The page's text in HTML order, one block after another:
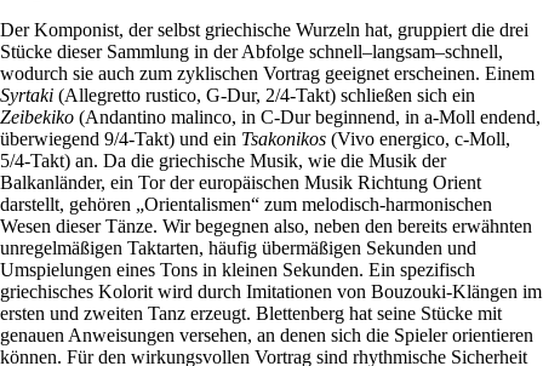
Der Komponist, der selbst griechische Wurzeln hat, gruppiert die drei
Stücke dieser Sammlung in der Abfolge schnell–langsam–schnell,
wodurch sie auch zum zyklischen Vortrag geeignet erscheinen. Einem
Syrtaki (Allegretto rustico, G-Dur, 2/4-Takt) schließen sich ein
Zeibekiko (Andantino malinco, in C-Dur beginnend, in a-Moll endend,
überwiegend 9/4-Takt) und ein Tsakonikos (Vivo energico, c-Moll,
5/4-Takt) an. Da die griechische Musik, wie die Musik der
Balkanländer, ein Tor der europäischen Musik Richtung Orient
darstellt, gehören „Orientalismen“ zum melodisch-harmonischen
Wesen dieser Tänze. Wir begegnen also, neben den bereits erwähnten
unregelmäßigen Taktarten, häufig übermäßigen Sekunden und
Umspielungen eines Tons in kleinen Sekunden. Ein spezifisch
griechisches Kolorit wird durch Imitationen von Bouzouki-Klängen im
ersten und zweiten Tanz erzeugt. Blettenberg hat seine Stücke mit
genauen Anweisungen versehen, an denen sich die Spieler orientieren
können. Für den wirkungsvollen Vortrag sind rhythmische Sicherheit